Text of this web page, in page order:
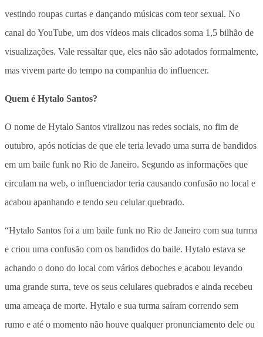
vestindo roupas curtas e dançando músicas com teor sexual. No
canal do YouTube, um dos vídeos mais clicados soma 1,5 bilhão de
visualizações. Vale ressaltar que, eles não são adotados formalmente,
mas vivem parte do tempo na companhia do influencer.
Quem é Hytalo Santos?
O nome de Hytalo Santos viralizou nas redes sociais, no fim de
outubro, após notícias de que ele teria levado uma surra de bandidos
em um baile funk no Rio de Janeiro. Segundo as informações que
circulam na web, o influenciador teria causando confusão no local e
acabou apanhando e tendo seu celular quebrado.
“Hytalo Santos foi a um baile funk no Rio de Janeiro com sua turma
e criou uma confusão com os bandidos do baile. Hytalo estava se
achando o dono do local com vários deboches e acabou levando
uma grande surra, teve os seus celulares quebrados e ainda recebeu
uma ameaça de morte. Hytalo e sua turma saíram correndo sem
rumo e até o momento não houve qualquer pronunciamento dele ou